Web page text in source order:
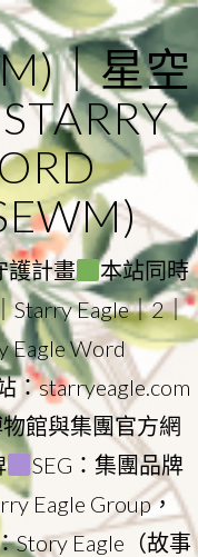
｜星空
護計畫
本站同時
Starry Eagle｜2｜
Eagle Word
：starryeagle.com
館與集團官方網
SEG：集團品牌
Eagle Group，
Story Eagle（故事